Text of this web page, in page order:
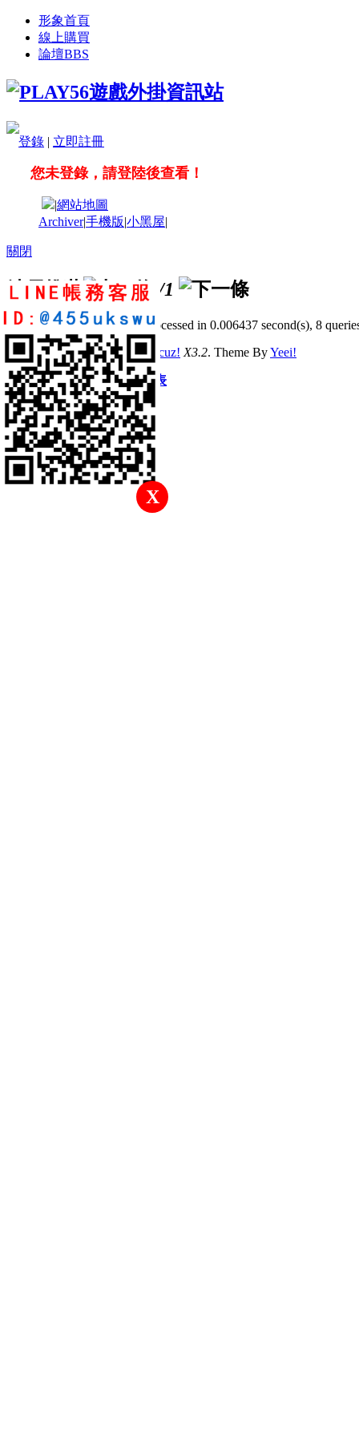
形象首頁
線上購買
論壇BBS
登錄 | 立即註冊
您未登錄，請登陸後查看！
X
|網站地圖
Archiver|手機版|小黑屋|
關閉
站長推薦 /1
GMT+8, 2026-8-9 17:09, Processed in 0.006437 second(s), 8
© 2001-2011 Powered byDiscuz! X3.2. Theme ByYeei!
快速回復 返回頂部 返回列表